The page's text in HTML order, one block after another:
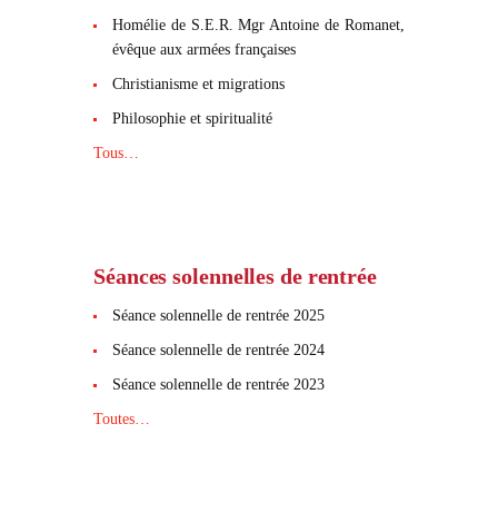
Homélie de S.E.R. Mgr Antoine de Romanet,
évêque aux armées françaises
Christianisme et migrations
Philosophie et spiritualité
Tous…
Séances solennelles de rentrée
Séance solennelle de rentrée 2025
Séance solennelle de rentrée 2024
Séance solennelle de rentrée 2023
Toutes…